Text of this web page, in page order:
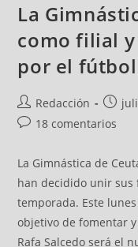
La
como filial
por el fútbol
Redacción
18 comentarios
La Gimnástica de
han decidido unir sus
temporada. Este
objetivo de fomentar
Rafa Salcedo será el